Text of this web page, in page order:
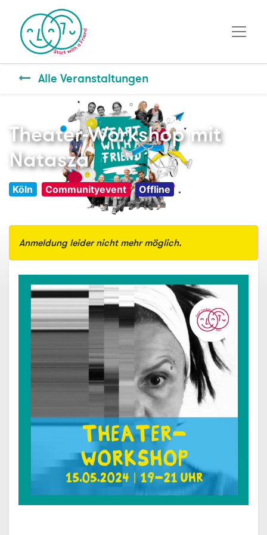
Alle Veranstaltungen
Theater-Workshop mit
Natasza
Köln Communityevent Offline
Anmeldung leider nicht mehr möglich.